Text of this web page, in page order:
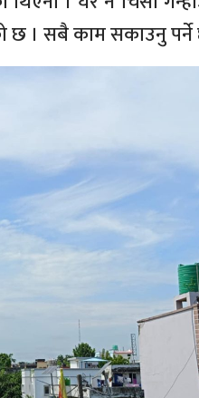
। सबै काम सकाउनु पर्ने